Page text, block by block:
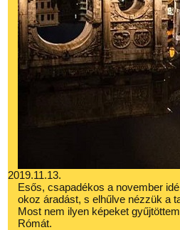
2019.11.13.
Esős, csapadékos a november
okoz áradást, s elhűlve nézzük a
Most nem ilyen képeket
Rómát.